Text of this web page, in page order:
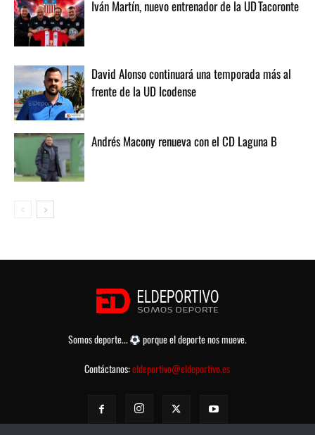
Iván Martín, nuevo entrenador de la UD Tacoronte
David Alonso continuará una temporada más al
frente de la UD Icodense
Andrés Macony renueva con el CD Laguna B
Somos deporte...
porque el deporte nos mueve.
Contáctanos:eldeportivo@eldeportivo.es